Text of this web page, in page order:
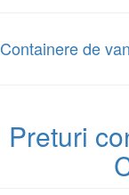
Containere de
Preturi